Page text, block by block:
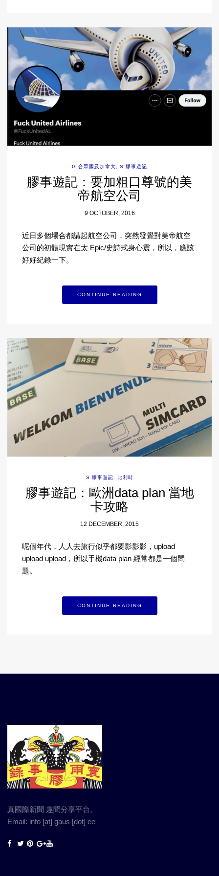
G 合眾國及加拿大, S 膠事遊記
膠事遊記：要加粗口尊號的美
帝航空公司
9 OCTOBER, 2016
近日多個場合都講起航空公司，突然發覺對美帝航空
公司的初體現實在太 Epic/史詩式身心震，所以，應該
好好紀錄一下。
CONTINUE READING
S 膠事遊記, 比利時
膠事遊記：歐洲data plan 當地
卡攻略
12 DECEMBER, 2015
呢個年代，人人去旅行似乎都要影影影，upload
upload upload，所以手機data plan 經常都是一個問
題。
CONTINUE READING
真國際新聞 趣聞分享平台。
Email: info [at] gaus [dot] ee